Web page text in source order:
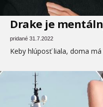
Drake je
pridané 31.7.2022
Keby hlúposť liala, doma